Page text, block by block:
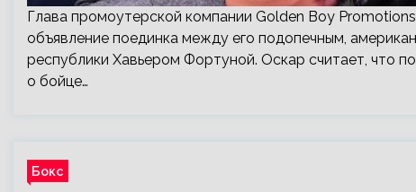
Глава промоутерской компании Golden Boy
объявление поединка между его подопечным,
республики Хавьером Фортуной. Оскар считает, что
о бойце…
Бокс